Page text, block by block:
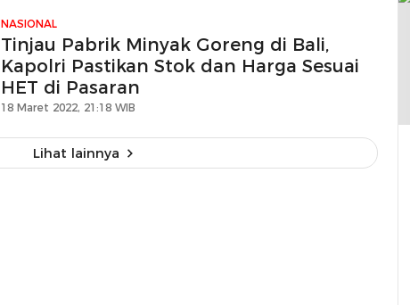
NASIONAL
Tinjau Pabrik Minyak Goreng di Bali,
Kapolri Pastikan Stok dan Harga Sesuai
HET di Pasaran
18 Maret 2022, 21:18 WIB
Lihat lainnya